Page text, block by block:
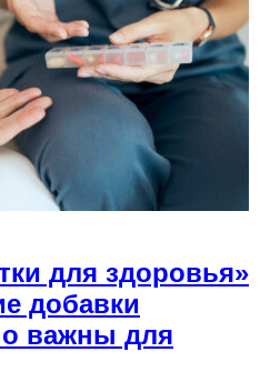
для здоровья»
добавки
важны для